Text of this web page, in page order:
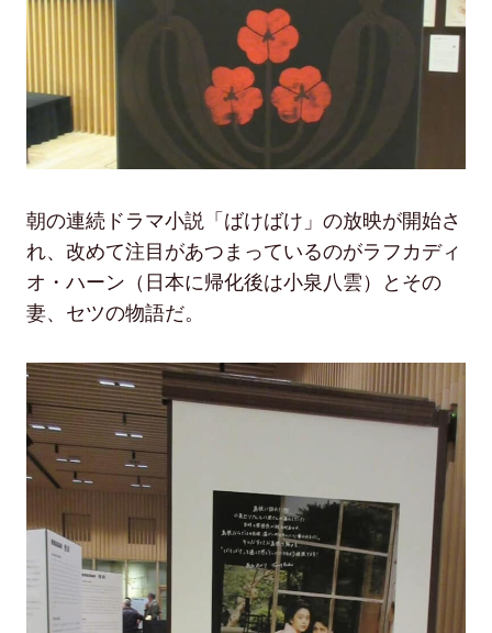
朝の連続ドラマ小説「ばけばけ」の放映が開始さ
れ、改めて注目があつまっているのがラフカディ
オ・ハーン（日本に帰化後は小泉八雲）とその
妻、セツの物語だ。